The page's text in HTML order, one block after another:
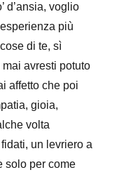
d’ansia, voglio
più
di te, sì
avresti potuto
affetto che poi
gioia,
volta
un levriero a
solo per come